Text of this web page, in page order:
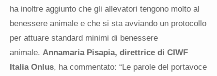
ha inoltre aggiunto che gli allevatori tengono molto al
benessere animale e che si sta avviando un protocollo
per attuare standard minimi di benessere
animale. Annamaria Pisapia, direttrice di CIWF
Italia Onlus, ha commentato: “Le parole del portavoce